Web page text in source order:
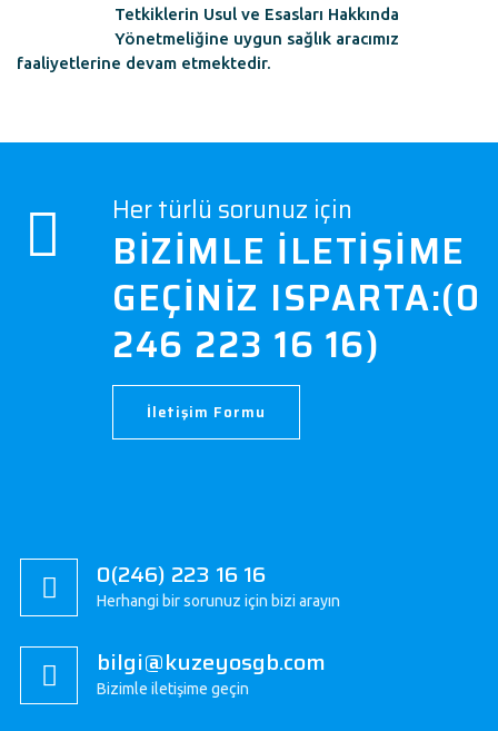
Tetkiklerin Usul ve Esasları Hakkında
Yönetmeliğine uygun sağlık aracımız
faaliyetlerine devam etmektedir.
Her türlü sorunuz için
BIZIMLE İLETIŞIME
GEÇINIZ ISPARTA:(0
246 223 16 16)
İletişim Formu
0(246) 223 16 16
Herhangi bir sorunuz için bizi arayın
bilgi@kuzeyosgb.com
Bizimle iletişime geçin